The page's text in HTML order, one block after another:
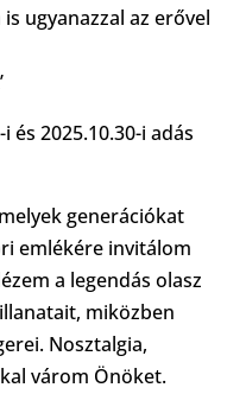
ugyanazzal az erővel
és 2025.10.30-i adás
generációkat
emlékére invitálom
a legendás olasz
miközben
Nosztalgia,
várom Önöket.